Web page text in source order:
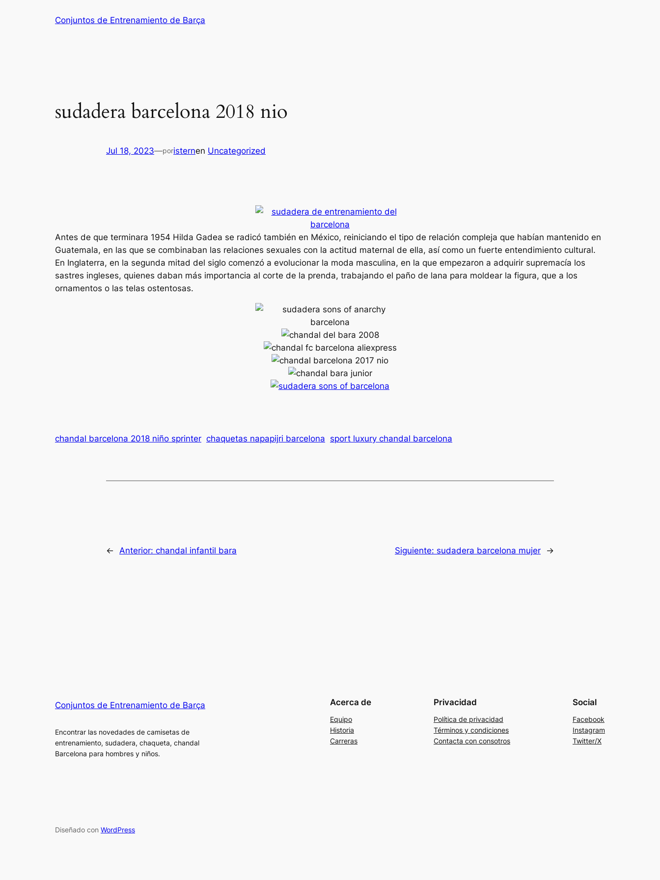
Conjuntos de Entrenamiento de Barça
sudadera barcelona 2018 nio
Jul 18, 2023—poristernen Uncategorized
Antes de que terminara 1954 Hilda Gadea se radicó también en México, reiniciando el tipo de relación compleja que habían mantenido en
Guatemala, en las que se combinaban las relaciones sexuales con la actitud maternal de ella, así como un fuerte entendimiento cultural.
En Inglaterra, en la segunda mitad del siglo comenzó a evolucionar la moda masculina, en la que empezaron a adquirir supremacía los
sastres ingleses, quienes daban más importancia al corte de la prenda, trabajando el paño de lana para moldear la figura, que a los
ornamentos o las telas ostentosas.
chandal barcelona 2018 niño sprinter chaquetas napapijri barcelona sport luxury chandal barcelona
← Anterior: chandal infantil bara Siguiente: sudadera barcelona mujer →
Conjuntos de Entrenamiento de Barça
Encontrar las novedades de camisetas de
entrenamiento, sudadera, chaqueta, chandal
Barcelona para hombres y niños.
Acerca de
Equipo
Historia
Carreras
Privacidad
Política de privacidad
Términos y condiciones
Contacta con consotros
Social
Facebook
Instagram
Twitter/X
Diseñado con WordPress